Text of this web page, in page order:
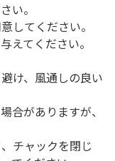
い。
してください。
えてください。
け、風通しの良い
合がありますが、
チャックを閉じ